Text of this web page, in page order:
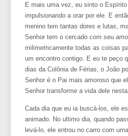
E mais uma vez, eu sinto o
impulsionando a orar por ele. E
menino tem tantas dores e lutas,
Senhor tem o cercado com seu
milimetricamente todas as coisas
um encontro contigo. E eu te peço
dias da Colônia de Férias, o João
Senhor é o Pai mais amoroso que
Senhor transforme a vida dele nesta
Cada dia que eu ia buscá-los, ele
animado. No ultimo dia, quando
levá-lo, ele entrou no carro com